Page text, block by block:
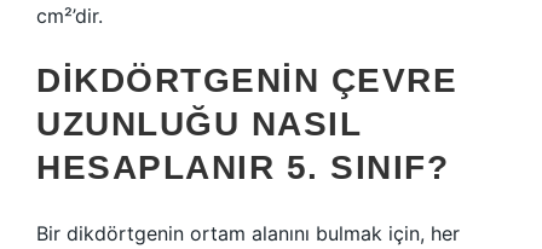
cm²’dir.
DIKDÖRTGENIN ÇEVRE
UZUNLUĞU NASIL
HESAPLANIR 5. SINIF?
Bir dikdörtgenin ortam alanını bulmak için, her